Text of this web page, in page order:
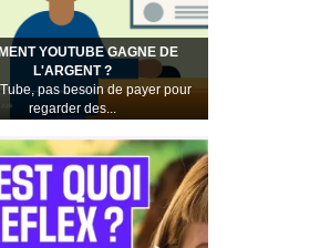
YOUTUBE GAGNE DE
L'ARGENT ?
pas besoin de payer pour
regarder des...